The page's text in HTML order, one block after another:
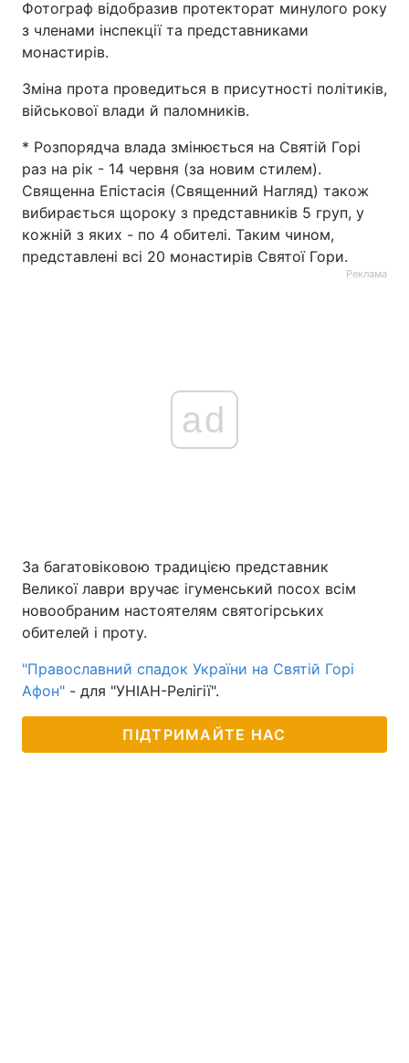
Фотограф відобразив протекторат минулого року
з членами інспекції та представниками
монастирів.
Зміна прота проведиться в присутності політиків,
військової влади й паломників.
* Розпорядча влада змінюється на Святій Горі
раз на рік - 14 червня (за новим стилем).
Священна Епістасія (Священний Нагляд) також
вибирається щороку з представників 5 груп, у
кожній з яких - по 4 обителі. Таким чином,
представлені всі 20 монастирів Святої Гори.
Реклама
ad
За багатовіковою традицією представник
Великої лаври вручає ігуменський посох всім
новообраним настоятелям святогірських
обителей і проту.
"Православний спадок України на Святій Горі
Афон" - для "УНІАН-Релігії".
ПІДТРИМАЙТЕ НАС